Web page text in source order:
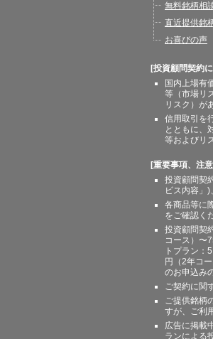
無料銘柄相
直近提供銘
お喜びの声
[投資顧問契約
国内上場有
等（市場リ
リスク）が
信用取引を
とともに、
等およびリ
[重要事項、注
投資顧問契
ビス内容」
各商品等に
をご確認く
投資顧問契
コース）〜
トプラン：
円（2年コ
のお申込み
ご契約に関
ご提供銘柄
すが、ご利
広告に掲載
ランによる